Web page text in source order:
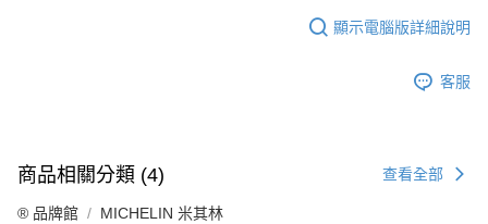
顯示電腦版詳細說明
客服
商品相關分類 (4) 查看全部
®️ 品牌館 MICHELIN 米其林